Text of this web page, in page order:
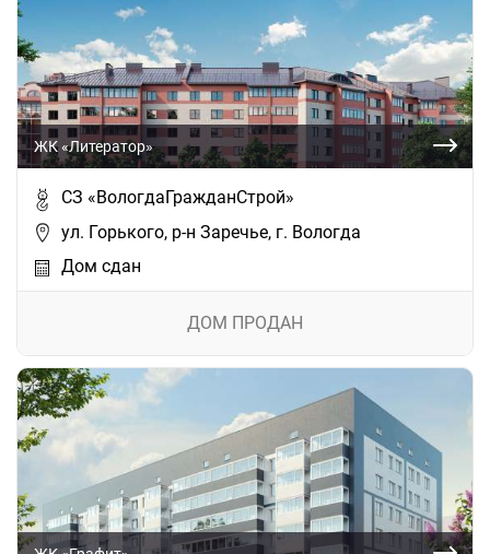
ЖК «Литератор»
СЗ «ВологдаГражданСтрой»
ул. Горького, р-н Заречье, г. Вологда
Дом сдан
ДОМ ПРОДАН